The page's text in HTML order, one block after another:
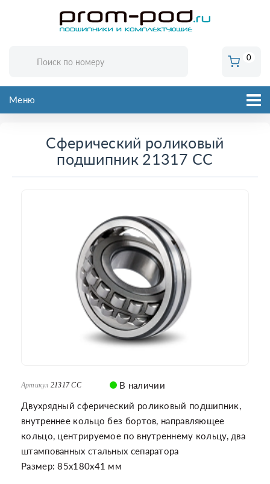
0
Меню
Сферический роликовый
подшипник 21317 CC
Артикул 21317 CC
В наличии
Двухрядный сферический роликовый подшипник,
внутреннее кольцо без бортов, направляющее
кольцо, центрируемое по внутреннему кольцу, два
штампованных стальных сепаратора
Размер: 85x180x41 мм